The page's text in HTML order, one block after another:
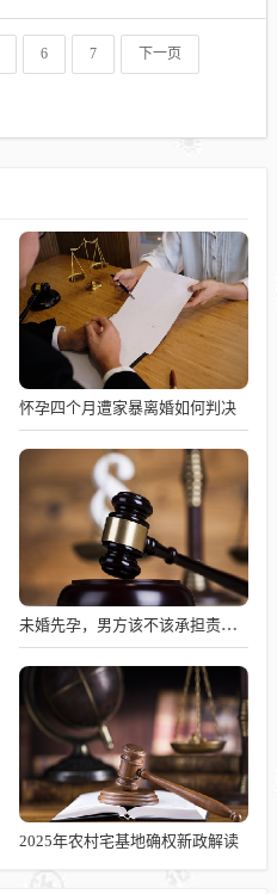
6 7 下一页
怀孕四个月遭家暴离婚如何判决
未婚先孕，男方该不该承担责任？
2025年农村宅基地确权新政解读